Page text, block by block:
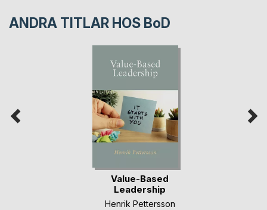
ANDRA TITLAR HOS BoD
Value-Based
Leadership
Henrik Pettersson